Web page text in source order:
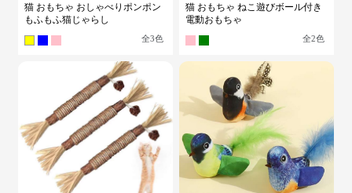
猫 おもちゃ おしゃべりポンポン
もふもふ猫じゃらし
全3色
猫 おもちゃ ねこ遊びボール付き
電動おもちゃ
全2色